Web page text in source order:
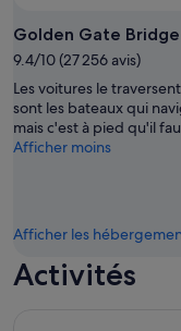
Golden Gate Bridge
9.4/10 (27 256 avis)
Les voitures le
sont les bateaux qui
mais c'est à pied qu'il
Afficher moins
Afficher les
Activités